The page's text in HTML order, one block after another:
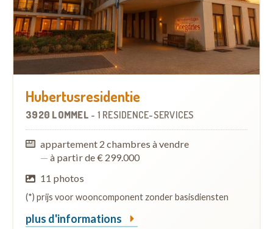
Hubertusresidentie
3920 LOMMEL - 1 RÉSIDENCE-SERVICES
appartement 2 chambres à vendre
— à partir de € 299.000
11 photos
(*) prijs voor wooncomponent zonder basisdiensten
plus d'informations